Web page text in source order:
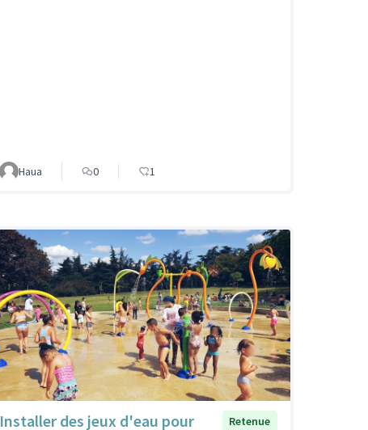
Haua 0 1
Installer des jeux d'eau pour
Retenue